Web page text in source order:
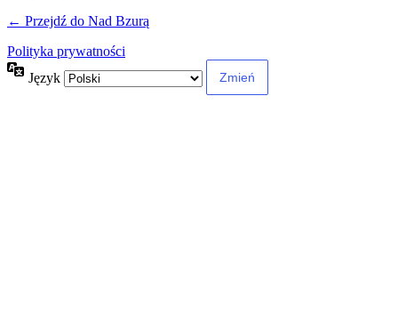
← Przejdź do Nad Bzurą
Polityka prywatności
Język